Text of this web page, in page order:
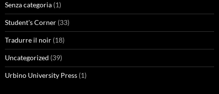
Senza categoria (1)
Student's Corner (33)
Tradurre il noir (18)
Uncategorized (39)
Urbino University Press (1)